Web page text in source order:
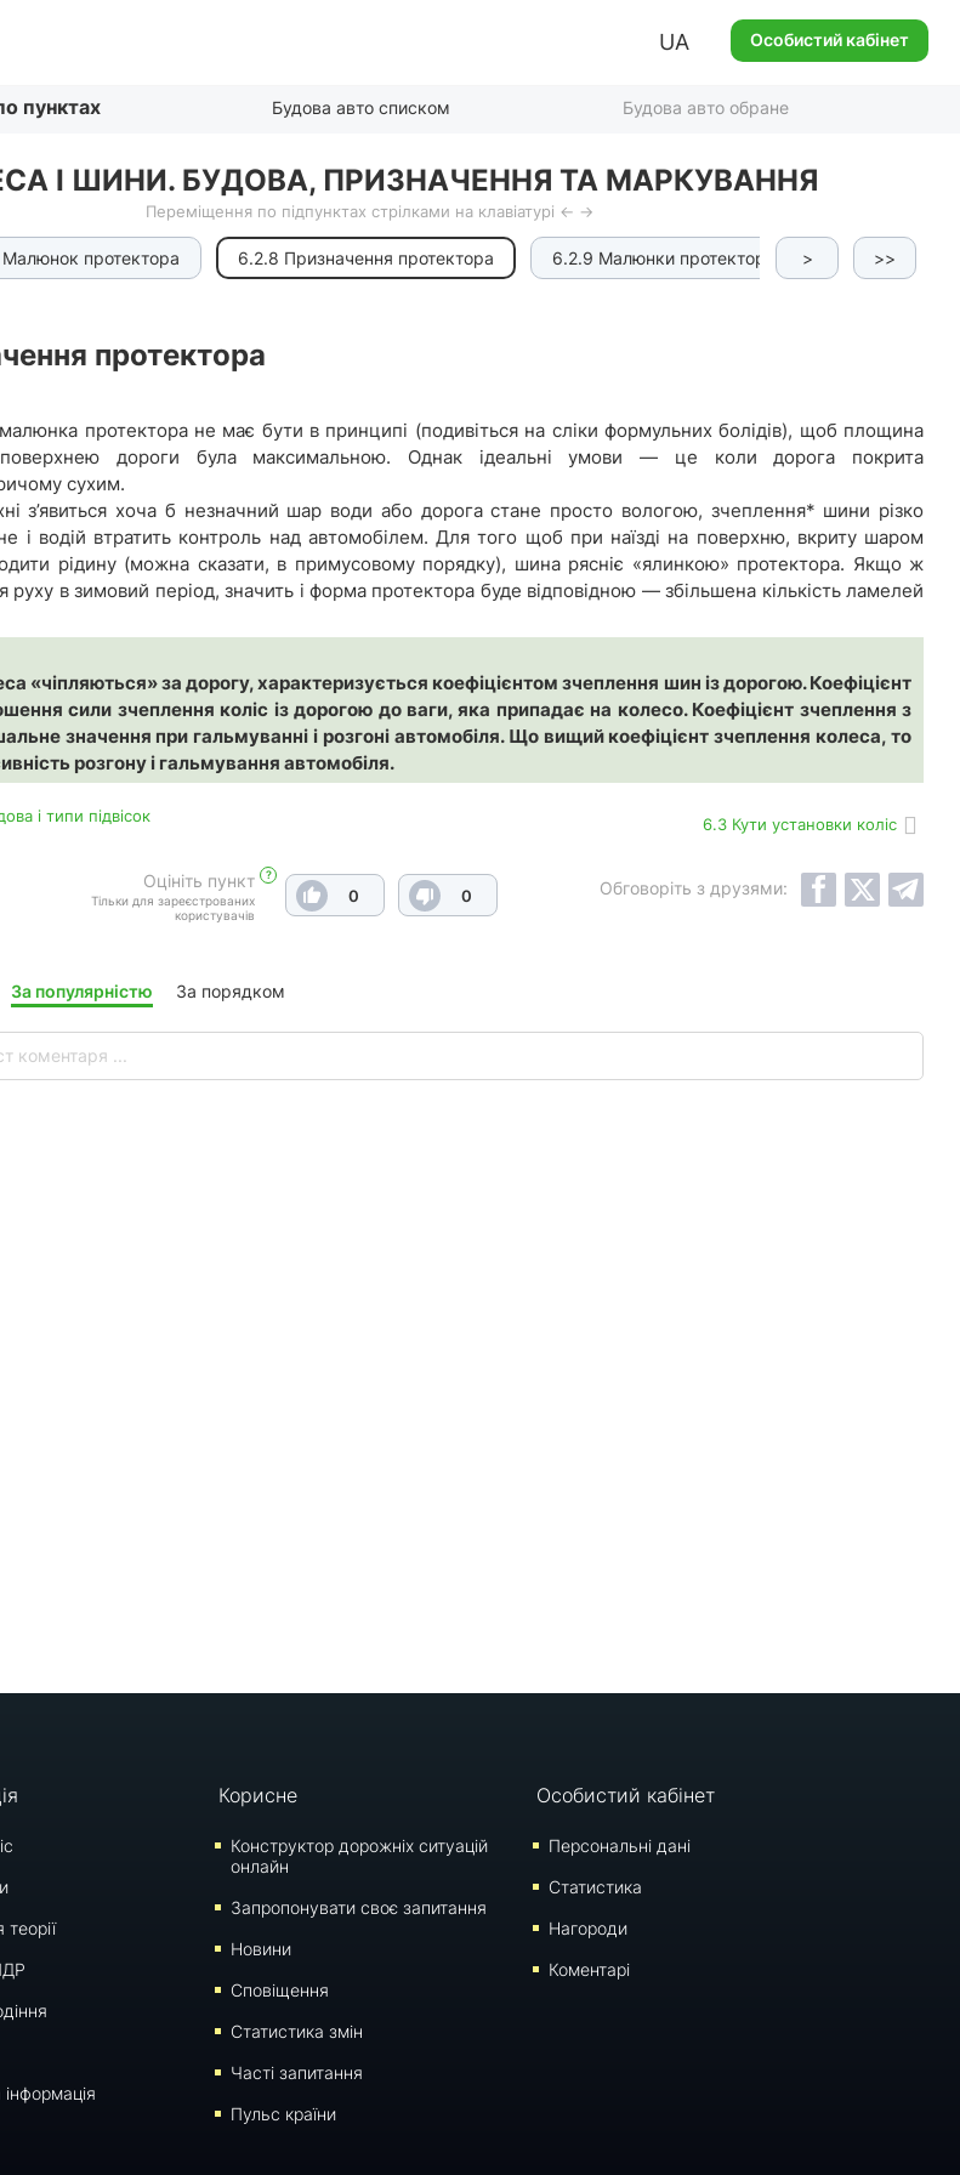
UA Особистий кабінет
пунктах Будова авто списком Будова авто обране
І ШИНИ. БУДОВА, ПРИЗНАЧЕННЯ ТА МАРКУВАННЯ
Переміщення по підпунктах стрілками на клавіатурі ← →
Малюнок протектора 6.2.8 Призначення протектора 6.2.9 Малюнки протектора шин 6.2.10
>>
>
протектора
протектора не має бути в принципі (подивіться на сліки формульних болідів), щоб площина
дороги була максимальною. Однак ідеальні умови — це коли дорога покрита
сухим.
з’явиться хоча б незначний шар води або дорога стане просто вологою, зчеплення* шини різко
і водій втратить контроль над автомобілем. Для того щоб при наїзді на поверхню, вкриту шаром
рідину (можна сказати, в примусовому порядку), шина рясніє «ялинкою» протектора. Якщо ж
в зимовий період, значить і форма протектора буде відповідною — збільшена кількість ламелей
«чіпляються» за дорогу, характеризується коефіцієнтом зчеплення шин із дорогою. Коефіцієнт
сили зчеплення коліс із дорогою до ваги, яка припадає на колесо. Коефіцієнт зчеплення з
значення при гальмуванні і розгоні автомобіля. Що вищий коефіцієнт зчеплення колеса, то
розгону і гальмування автомобіля.
і типи підвісок
6.3 Кути установки коліс
Оцініть пункт ?
Тільки для зареєстрованих
користувачів
0 0 Обговоріть з друзями:
За популярністю За порядком
Корисне
Конструктор дорожніх ситуацій
онлайн
Запропонувати своє запитання
Новини
Сповіщення
Статистика змін
Часті запитання
Пульс країни
Особистий кабінет
Персональні дані
Статистика
Нагороди
Коментарі